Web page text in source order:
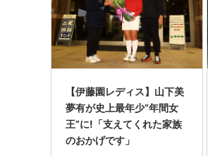
【伊藤園レディス】山下美
夢有が史上最年少“年間女
王”に!「支えてくれた家族
のおかげです」